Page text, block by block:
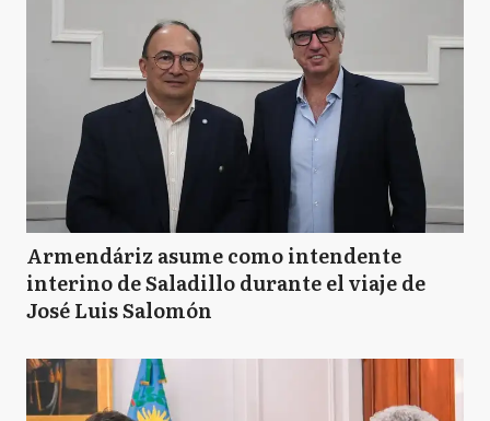
Armendáriz asume como intendente
interino de Saladillo durante el viaje de
José Luis Salomón